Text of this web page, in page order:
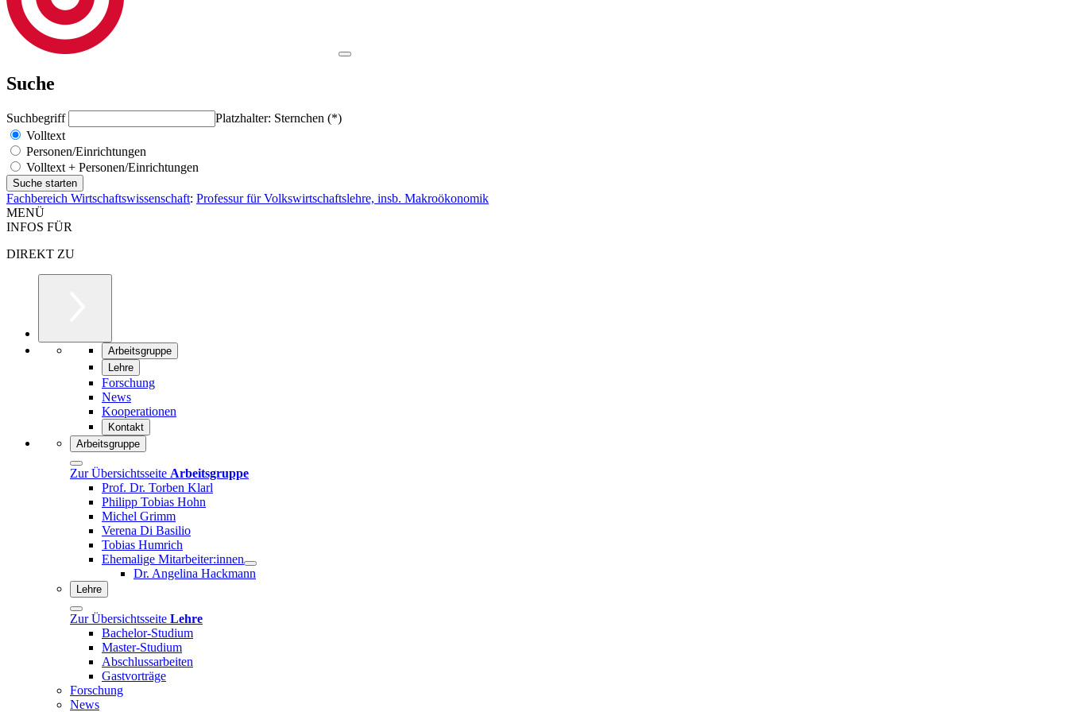
Suche
Suchbegriff
Platzhalter: Sternchen (*)
Volltext
Personen/Einrichtungen
Volltext + Personen/Einrichtungen
Fachbereich Wirtschaftswissenschaft: Professur für Volkswirtschaftslehre, insb. Makroökonomik
MENÜ
INFOS FÜR
DIREKT ZU
Arbeitsgruppe
Lehre
Forschung
News
Kooperationen
Kontakt
Arbeitsgruppe
Zur Übersichtsseite Arbeitsgruppe
Prof. Dr. Torben Klarl
Philipp Tobias Hohn
Michel Grimm
Verena Di Basilio
Tobias Humrich
Ehemalige Mitarbeiter:innen
Dr. Angelina Hackmann
Lehre
Zur Übersichtsseite Lehre
Bachelor-Studium
Master-Studium
Abschlussarbeiten
Gastvorträge
Forschung
News